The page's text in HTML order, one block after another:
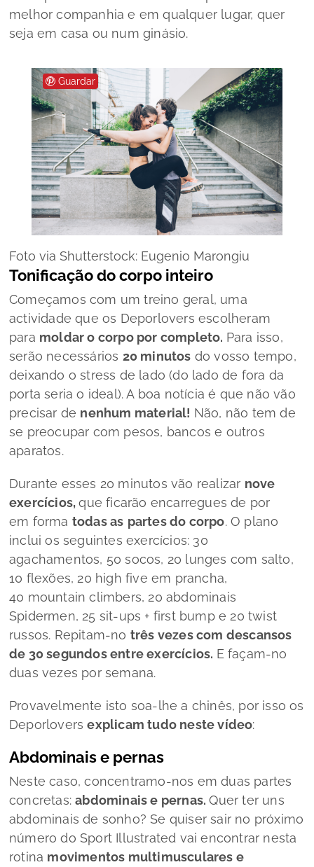
melhor companhia e em qualquer lugar, quer
seja em casa ou num ginásio.
Guardar
Foto via Shutterstock: Eugenio Marongiu
Tonificação do corpo inteiro
Começamos com um treino geral, uma
actividade que os Deporlovers escolheram
para moldar o corpo por completo. Para isso,
serão necessários 20 minutos do vosso tempo,
deixando ostress de lado (do lado de fora da
porta seria o ideal). A boa notícia é que não vão
precisar de nenhum material! Não, não tem de
se preocupar com pesos, bancos e outros
aparatos.
Durante esses 20 minutos vão realizar nove
exercícios,que ficarão encarregues de por
em forma todas as partes do corpo. O plano
inclui os seguintes exercícios: 30
agachamentos, 50 socos, 20 lunges com salto,
10 flexões, 20 high five em prancha,
40 mountain climbers, 20 abdominais
Spidermen, 25 sit-ups + first bumpe 20twist
russos. Repitam-no três vezes com descansos
de 30 segundos entre exercícios. E façam-no
duas vezes por semana.
Provavelmente isto soa-lhe a chinês, por isso os
Deporloversexplicam tudo neste vídeo:
Abdominais e pernas
Neste caso, concentramo-nos em duas partes
concretas:abdominais e pernas.Quer ter uns
abdominais de sonho? Se quiser sair no próximo
número do Sport Illustrated vai encontrar nesta
rotina movimentos multimusculares e